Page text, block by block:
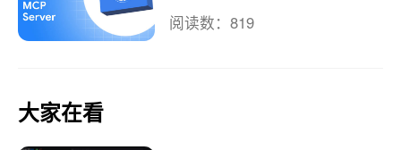
阅读数：819
大家在看